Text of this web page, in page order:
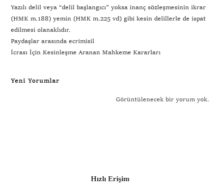
Yazılı delil veya “delil başlangıcı” yoksa inanç sözleşmesinin ikrar
(HMK m.188) yemin (HMK m.225 vd) gibi kesin delillerle de ispat
edilmesi olanaklıdır.
Paydaşlar arasında ecrimisil
İcrası İçin Kesinleşme Aranan Mahkeme Kararları
Yeni Yorumlar
Görüntülenecek bir yorum yok.
Hızlı Erişim